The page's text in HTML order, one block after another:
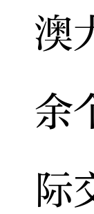
澳
余
际